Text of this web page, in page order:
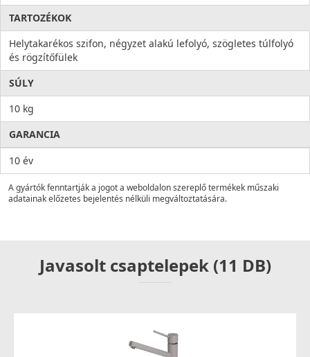
TARTOZÉKOK
Helytakarékos szifon, négyzet alakú lefolyó, szögletes túlfolyó
és rögzítőfülek
SÚLY
10 kg
GARANCIA
10 év
A gyártók fenntartják a jogot a weboldalon szereplő termékek műszaki
adatainak előzetes bejelentés nélküli megváltoztatására.
Javasolt csaptelepek (11 DB)